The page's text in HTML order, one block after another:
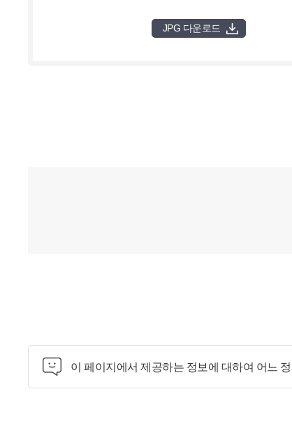
JPG 다운로드
이 페이지에서 제공하는 정보에 대하여 어느